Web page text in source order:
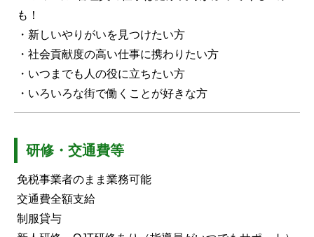
も！
・新しいやりがいを見つけたい方
・社会貢献度の高い仕事に携わりたい方
・いつまでも人の役に立ちたい方
・いろいろな街で働くことが好きな方
研修・交通費等
免税事業者のまま業務可能
交通費全額支給
制服貸与